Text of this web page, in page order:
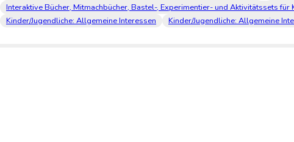
Interaktive Bücher, Mitmachbücher, Bastel-, Experimentier- und Aktivitätssets für
Kinder/Jugendliche: Allgemeine Interessen
Kinder/Jugendliche: Allgemeine